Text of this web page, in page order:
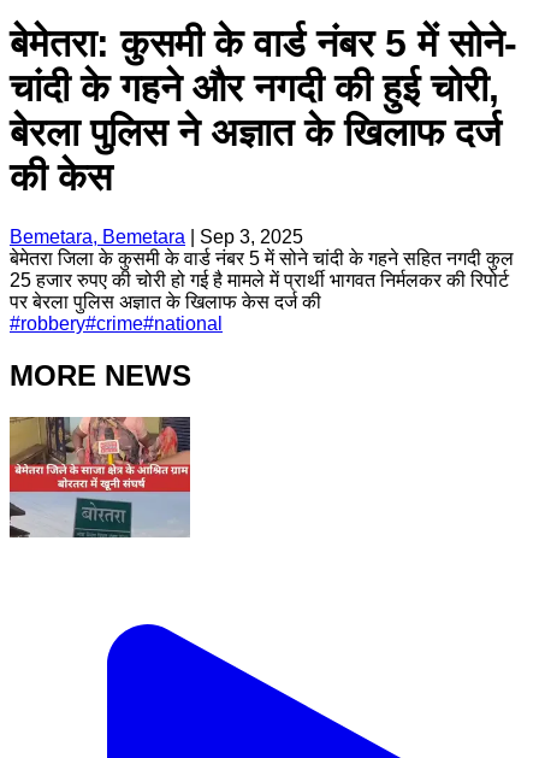
बेमेतरा: कुसमी के वार्ड नंबर 5 में सोने-
चांदी के गहने और नगदी की हुई चोरी,
बेरला पुलिस ने अज्ञात के खिलाफ दर्ज
की केस
Bemetara, Bemetara
Sep 3, 2025
बेमेतरा जिला के कुसमी के वार्ड नंबर 5 में सोने चांदी के गहने सहित नगदी कुल
25 हजार रुपए की चोरी हो गई है मामले में प्रार्थी भागवत निर्मलकर की रिपोर्ट
पर बेरला पुलिस अज्ञात के खिलाफ केस दर्ज की
#robbery#crime#national
MORE NEWS